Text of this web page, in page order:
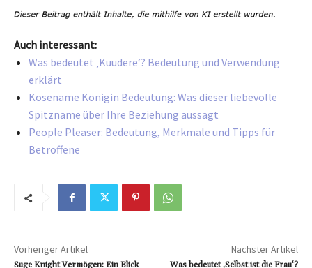
Auch interessant:
Was bedeutet ‚Kuudere‘? Bedeutung und Verwendung
erklärt
Kosename Königin Bedeutung: Was dieser liebevolle
Spitzname über Ihre Beziehung aussagt
People Pleaser: Bedeutung, Merkmale und Tipps für
Betroffene
Vorheriger Artikel
Suge Knight Vermögen: Ein Blick
Nächster Artikel
Was bedeutet ‚Selbst ist die Frau‘?